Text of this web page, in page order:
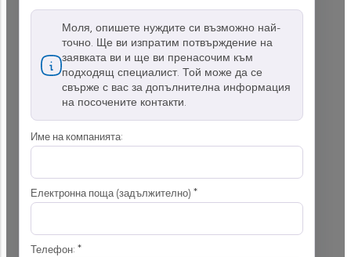
Моля, опишете нуждите си възможно най-
точно. Ще ви изпратим потвърждение на
заявката ви и ще ви пренасочим към
подходящ специалист. Той може да се
свърже с вас за допълнителна информация
на посочените контакти.
Име на компанията:
Електронна поща (задължително) *
Телефон: *